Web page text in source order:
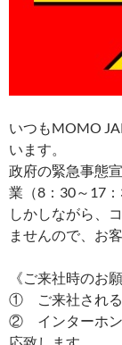
いつもMOMO
います。
政府の緊急事態
業（8：30～17
しかしながら、
ませんので、お
《ご来社時のお願
① ご来社される
② インターホン